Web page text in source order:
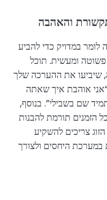
והאהבה
במדויק כדי להביע
ומעשית. תוכל
שיביעו את ההערכה שלך
אוהבת איך שאתה
שם בשבילי”. בנוסף,
הזמנים תורמת להבנות
צריכים להשקיע
היחסים ולצורך